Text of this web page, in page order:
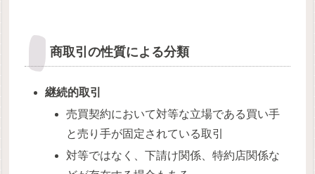
商取引の性質による分類
継続的取引
売買契約において対等な立場である買い手
と売り手が固定されている取引
対等ではなく、下請け関係、特約店関係な